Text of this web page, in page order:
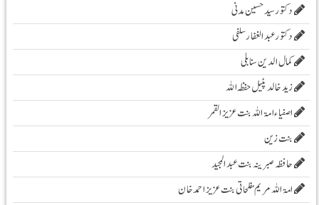
دکتور سید حسین مدنی
دکتور عبدالغفار سلفی
کمال الدین سنابلی
زیدخالد پٹیل حفظہ اللہ
اصفیاء امۃ اللہ بنت عزیز القمر
بنت زین
حافظہ صبرینہ بنت عبد المجید
امۃ اللہ مریم مفلحاتی بنت عزیز احمد خان